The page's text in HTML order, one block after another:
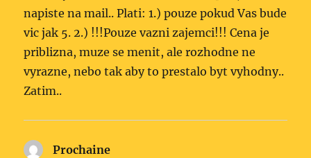
napiste na mail.. Plati: 1.) pouze pokud Vas bude
vic jak 5. 2.) !!!Pouze vazni zajemci!!! Cena je
priblizna, muze se menit, ale rozhodne ne
vyrazne, nebo tak aby to prestalo byt vyhodny..
Zatim..
Prochaine